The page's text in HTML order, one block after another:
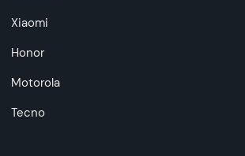
Xiaomi
Honor
Motorola
Tecno